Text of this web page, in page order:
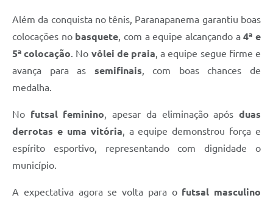
Além da conquista no tênis, Paranapanema garantiu boas
colocações no basquete , com a equipe alcançando a4ª e
5ª colocação . No vôlei de praia , a equipe segue firme e
avança para as semifinais , com boas chances de
medalha.
No futsal feminino , apesar da eliminação apósduas
derrotas e uma vitória , a equipe demonstrou força e
espírito esportivo, representando com dignidade o
município.
A expectativa agora se volta para o futsal masculino